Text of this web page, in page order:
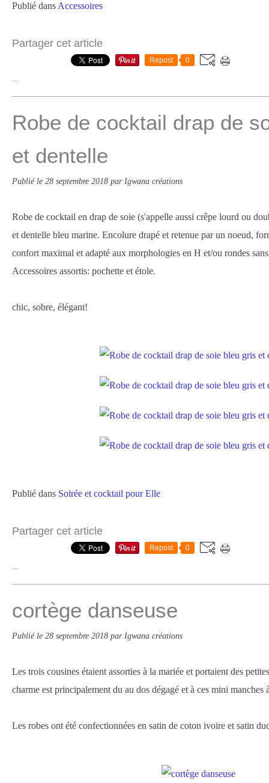
Publié dans Accessoires
Partager cet article
Repost 0
Robe de cocktail drap de
et dentelle
Publié le 28 septembre 2018 par Igwana créations
Robe de cocktail en drap de soie (s'appelle aussi crêpe lourd ou
et dentelle bleu marine. Encolure drapé et retenue par un noeud,
confort maximal et adapté aux morphologies en H et/ou rondes
Accessoires assortis: pochette et étole.
chic, sobre, élégant!
Publié dans Soirée et cocktail pour Elle
Partager cet article
Repost 0
cortège danseuse
Publié le 28 septembre 2018 par Igwana créations
Les trois cousines étaient assorties à la mariée et portaient des
charme est principalement du au dos dégagé et à ces mini manches
Les robes ont été confectionnées en satin de coton ivoire et satin